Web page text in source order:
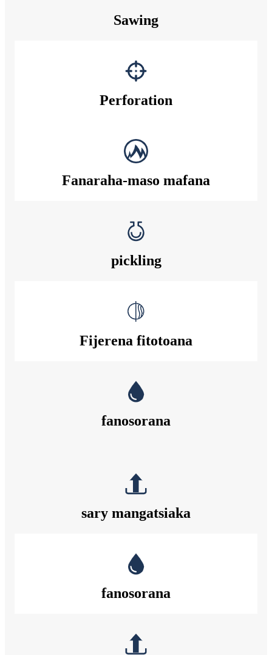
Sawing
Perforation
Fanaraha-maso mafana
pickling
Fijerena fitotoana
fanosorana
sary mangatsiaka
fanosorana